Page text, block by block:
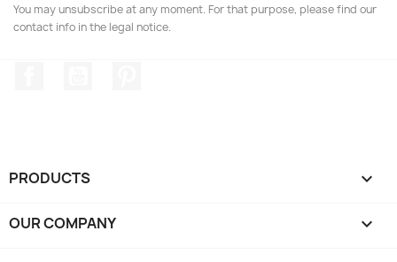
You may unsubscribe at any moment. For that purpose, please find our
contact info in the legal notice.
PRODUCTS 
OUR COMPANY 